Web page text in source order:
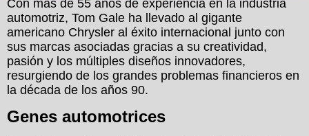
Con más de 55 años de experiencia en la industria
automotriz, Tom Gale ha llevado al gigante
americano Chrysler al éxito internacional junto con
sus marcas asociadas gracias a su creatividad,
pasión y los múltiples diseños innovadores,
resurgiendo de los grandes problemas financieros en
la década de los años 90.
Genes automotrices